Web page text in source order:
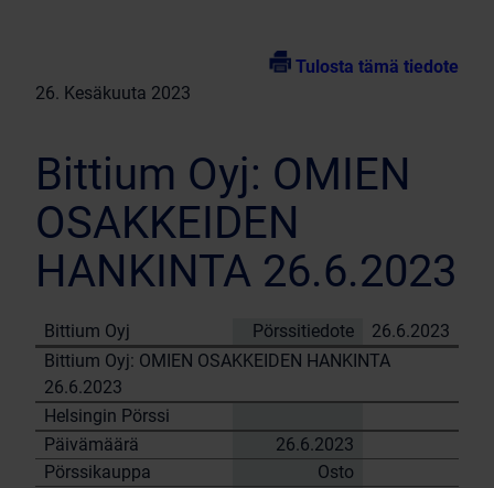
Tulosta tämä tiedote
26. Kesäkuuta 2023
Bittium Oyj: OMIEN
OSAKKEIDEN
HANKINTA 26.6.2023
Bittium Oyj Pörssitiedote
26.6.2023
Bittium Oyj: OMIEN OSAKKEIDEN HANKINTA
26.6.2023
Helsingin Pörssi
Päivämäärä
26.6.2023
Pörssikauppa
Osto